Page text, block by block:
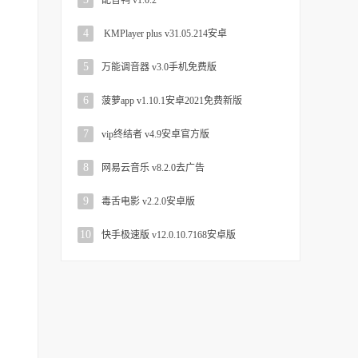
4 KMPlayer plus v31.05.214安卓
5 万能调音器 v3.0手机免费版
6 菠萝app v1.10.1安卓2021免费新版
7 vip终结者 v4.9安卓官方版
8 网易云音乐 v8.2.0去广告
9 毒舌电影 v2.2.0安卓版
10 快手极速版 v12.0.10.7168安卓版